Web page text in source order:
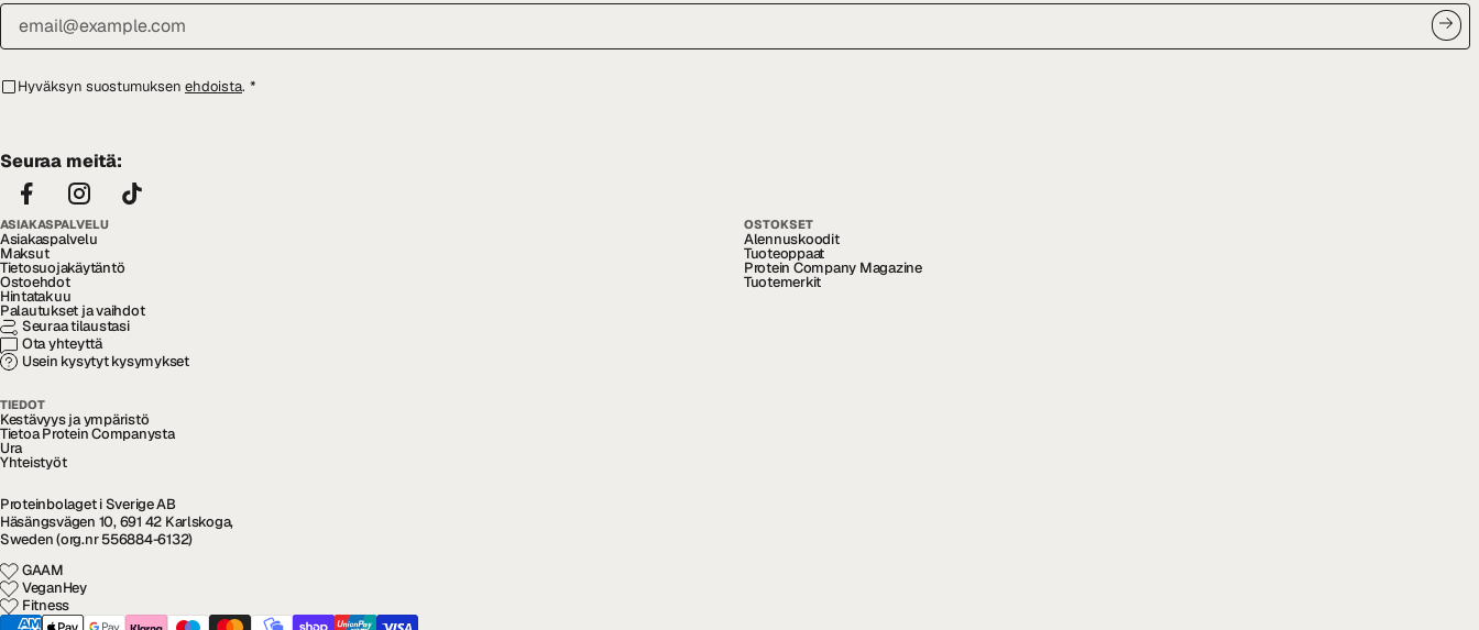
Hyväksyn suostumuksen ehdoista. *
Seuraa meitä:
ASIAKASPALVELU
Asiakaspalvelu
Maksut
Tietosuojakäytäntö
Ostoehdot
Hintatakuu
Palautukset ja vaihdot
Seuraa tilaustasi
Ota yhteyttä
Usein kysytyt kysymykset
OSTOKSET
Alennuskoodit
Tuoteoppaat
Protein Company Magazine
Tuotemerkit
TIEDOT
Kestävyys ja ympäristö
Tietoa Protein Companysta
Ura
Yhteistyöt
Proteinbolaget i Sverige AB
Häsängsvägen 10, 691 42 Karlskoga,
Sweden (org.nr 556884-6132)
GAAM
VeganHey
Fitness